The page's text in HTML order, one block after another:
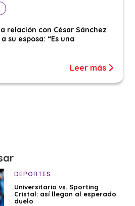
relación con César Sánchez
su esposa: “Es una
Leer más
DEPORTES
Universitario vs. Sporting
Cristal: así llegan al esperado
duelo